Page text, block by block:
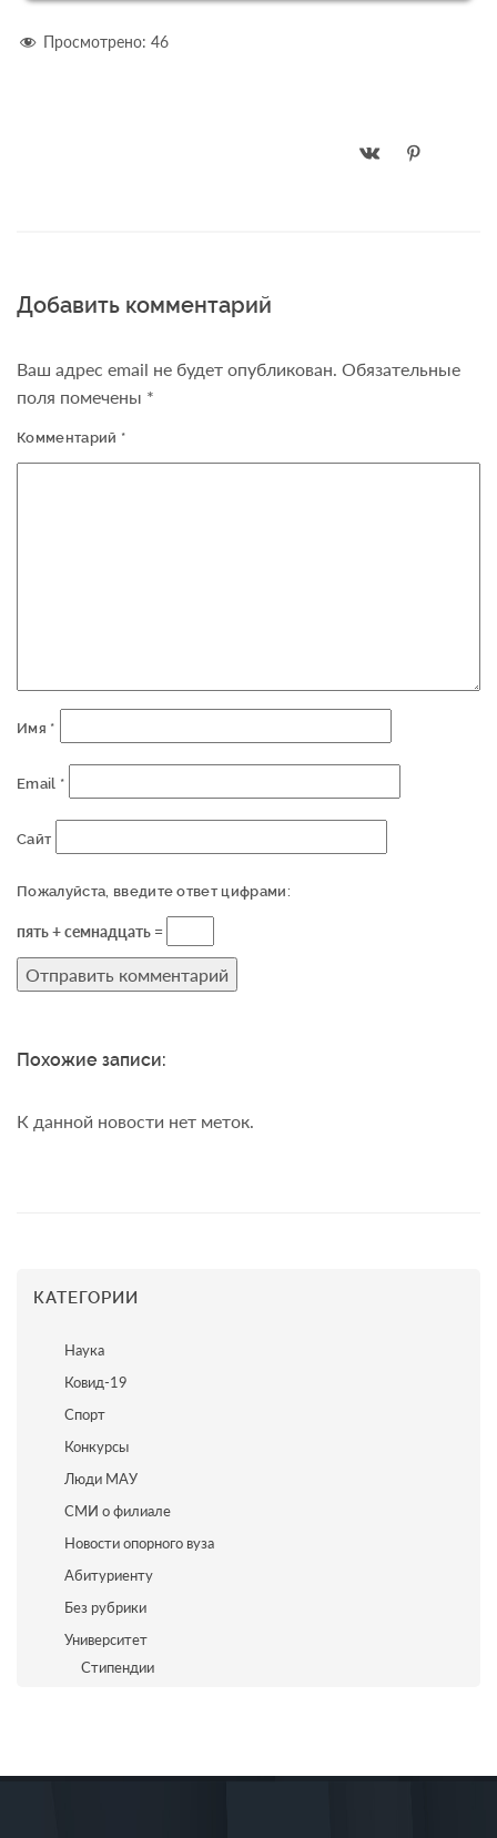
Просмотрено: 46
Добавить комментарий
Ваш адрес email не будет опубликован. Обязательные
поля помечены *
Комментарий *
Имя *
Email *
Сайт
Пожалуйста, введите ответ цифрами:
пять + семнадцать =
Похожие записи:
К данной новости нет меток.
КАТЕГОРИИ
Наука
Ковид-19
Спорт
Конкурсы
Люди МАУ
СМИ о филиале
Новости опорного вуза
Абитуриенту
Без рубрики
Университет
Стипендии